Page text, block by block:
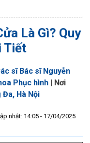
Là Gì? Quy
Tiết
sĩ Bác sĩ Nguyễn
Phục hình | Nơi
Hà Nội
nhật: 14:05 - 17/04/2025